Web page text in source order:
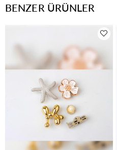
BENZER ÜRÜNLER